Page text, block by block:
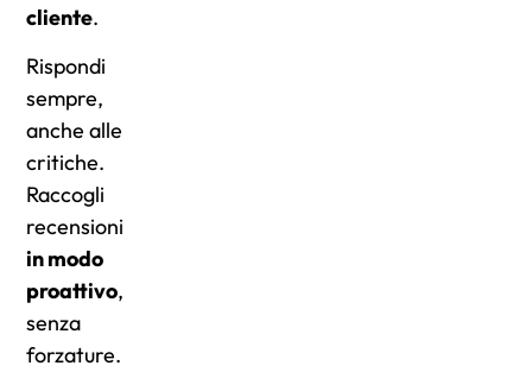
cliente.
Rispondi
sempre,
anche alle
critiche.
Raccogli
recensioni
in modo
proattivo,
senza
forzature.